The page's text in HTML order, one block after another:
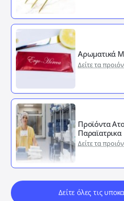
Αρωματικά
Δείτε τα
Προϊόντα
Παραϊατρικα
Δείτε τα
Δείτε όλες τις